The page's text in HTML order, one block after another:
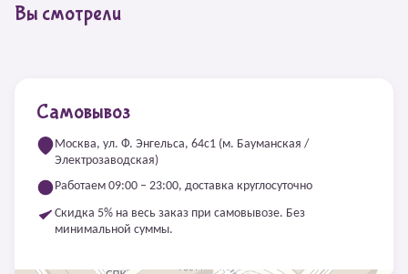
Вы смотрели
Самовывоз
Москва, ул. Ф. Энгельса, 64с1 (м. Бауманская /
Электрозаводская)
Работаем 09:00 – 23:00, доставка круглосуточно
Скидка 5% на весь заказ при самовывозе. Без
минимальной суммы.